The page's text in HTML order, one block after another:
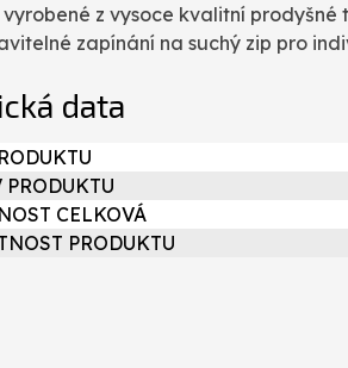
vyrobené z vysoce kvalitní
zapínání na suchý zip pro
data
PRODUKTU
CELKOVÁ
PRODUKTU